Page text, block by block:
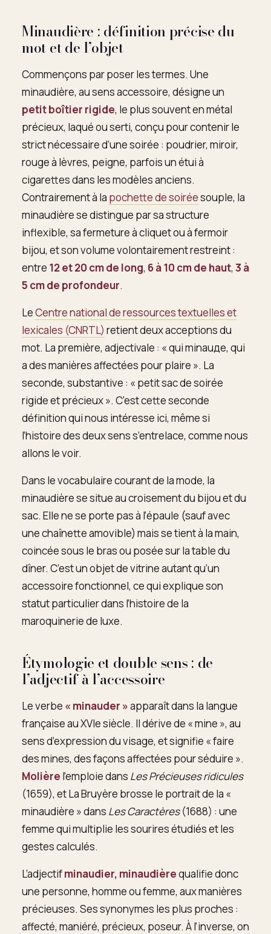
Minaudière : définition précise du
mot et de l’objet
Commençons par poser les termes. Une
minaudière, au sens accessoire, désigne un
petit boîtier rigide, le plus souvent en métal
précieux, laqué ou serti, conçu pour contenir le
strict nécessaire d’une soirée : poudrier, miroir,
rouge à lèvres, peigne, parfois un étui à
cigarettes dans les modèles anciens.
Contrairement à la pochette de soiréesouple, la
minaudière se distingue par sa structure
inflexible, sa fermeture à cliquet ou à fermoir
bijou, et son volume volontairement restreint :
entre 12 et 20 cm de long, 6 à 10 cm de haut, 3 à
5 cm de profondeur.
LeCentre national de ressources textuelles et
lexicales (CNRTL) retient deux acceptions du
mot. La première, adjectivale : « qui minauде, qui
a des manières affectées pour plaire ». La
seconde, substantive : « petit sac de soirée
rigide et précieux ». C’est cette seconde
définition qui nous intéresse ici, même si
l’histoire des deux sens s’entrelace, comme nous
allons le voir.
Dans le vocabulaire courant de la mode, la
minaudière se situe au croisement du bijou et du
sac. Elle ne se porte pas à l’épaule (sauf avec
une chaînette amovible) mais se tient à la main,
coincée sous le bras ou posée sur la table du
dîner. C’est un objet de vitrine autant qu’un
accessoire fonctionnel, ce qui explique son
statut particulier dans l’histoire de la
maroquinerie de luxe.
Étymologie et double sens : de
l’adjectif à l’accessoire
Le verbe « minauder »apparaît dans la langue
française au XVIe siècle. Il dérive de « mine », au
sens d’expression du visage, et signifie « faire
des mines, des façons affectées pour séduire ».
Molière l’emploie dans Les Précieuses ridicules
(1659), et La Bruyère brosse le portrait de la «
minaudière » dans Les Caractères(1688) : une
femme qui multiplie les sourires étudiés et les
gestes calculés.
L’adjectifminaudier, minaudièrequalifie donc
une personne, homme ou femme, aux manières
précieuses. Ses synonymes les plus proches :
affecté, maniéré, précieux, poseur. À l’inverse, on